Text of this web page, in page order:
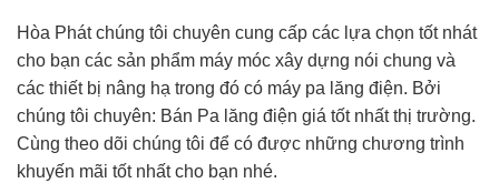
Hòa Phát chúng tôi chuyên cung cấp các lựa chọn tốt nhát
cho bạn các sản phẩm máy móc xây dựng nói chung và
các thiết bị nâng hạ trong đó có máy pa lăng điện. Bởi
chúng tôi chuyên: Bán Pa lăng điện giá tốt nhất thị trường.
Cùng theo dõi chúng tôi để có được những chương trình
khuyến mãi tốt nhất cho bạn nhé.